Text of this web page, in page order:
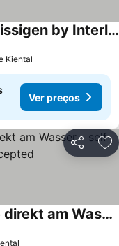
Forest View Apartment in Leissigen by Interlaken with No Kitchen
Kiental
Ver preços
Partilhar
LOFT am See - dein Zuhause direkt am Wasser - self checkin - Bitcoin accepted